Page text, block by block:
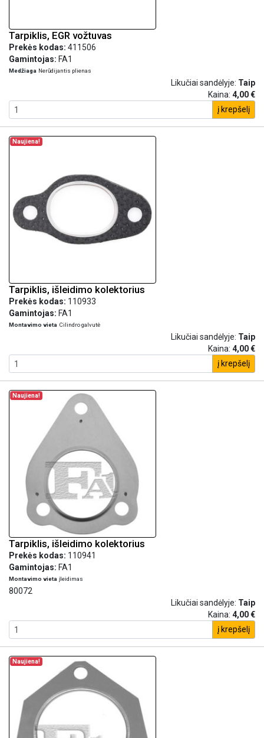
Tarpiklis, EGR vožtuvas
Prekės kodas: 411506
Gamintojas: FA1
Medžiaga Nerūdijantis plienas
Likučiai sandėlyje: Taip
Kaina: 4,00 €
į krepšelį
Naujiena!
Tarpiklis, išleidimo kolektorius
Prekės kodas: 110933
Gamintojas: FA1
Montavimo vieta Cilindro galvutė
Likučiai sandėlyje: Taip
Kaina: 4,00 €
į krepšelį
Naujiena!
Tarpiklis, išleidimo kolektorius
Prekės kodas: 110941
Gamintojas: FA1
Montavimo vieta įleidimas
80072
Likučiai sandėlyje: Taip
Kaina: 4,00 €
į krepšelį
Naujiena!